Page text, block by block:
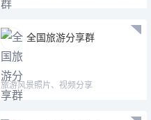
全国旅游分享群
旅游风景照片、视频分享